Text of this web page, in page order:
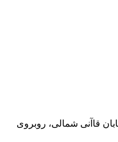
قاآنی شمالی، روبروی